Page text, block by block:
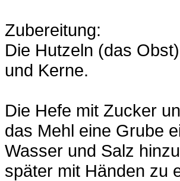
Zubereitung:
Die Hutzeln (das
und Kerne.
Die Hefe mit Zucker
das Mehl eine Grube
Wasser und Salz
später mit Händen zu